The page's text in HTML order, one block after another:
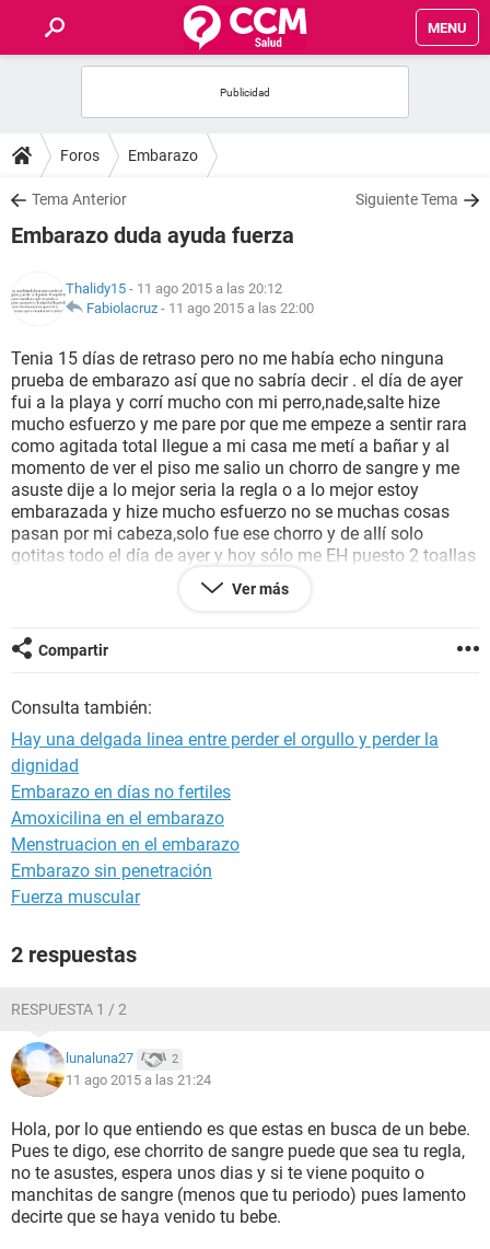
MENU
FOROS
SALUD
NUTRICIÓN
BIENESTAR
SEXUALIDAD
GLOSARIO
Foros Embarazo
Tema Anterior Siguiente Tema
Embarazo duda ayuda fuerza
Thalidy15 - 11 ago 2015 a las 20:12
Fabiolacruz - 11 ago 2015 a las 22:00
Tenia 15 días de retraso pero no me había echo ninguna
prueba de embarazo así que no sabría decir . el día de ayer
fui a la playa y corrí mucho con mi perro,nade,salte hize
mucho esfuerzo y me pare por que me empeze a sentir rara
como agitada total llegue a mi casa me metí a bañar y al
momento de ver el piso me salio un chorro de sangre y me
asuste dije a lo mejor seria la regla o a lo mejor estoy
embarazada y hize mucho esfuerzo no se muchas cosas
pasan por mi cabeza,solo fue ese chorro y de allí solo
gotitas todo el día de ayer y hoy sólo me EH puesto 2 toallas
femeninas no mancho toda la toalla y sale la sangre
solamente al ir a orinar así como pequeños chorritos y luego
decir si es mi regla o que hago alguien que le haya pasado
lo mismo? no quiero hacerme una prueba no quiero
roja ....o en ratitos roja fresca ... alguien que me aconseje
algo?
Ver más
Compartir
Consulta también:
Hay una delgada linea entre perder el orgullo y perder la
dignidad
Embarazo en días no fertiles
Amoxicilina en el embarazo
Menstruacion en el embarazo
Embarazo sin penetración
Fuerza muscular
2 respuestas
RESPUESTA 1 / 2
lunaluna27 2
11 ago 2015 a las 21:24
Hola, por lo que entiendo es que estas en busca de un bebe.
Pues te digo, ese chorrito de sangre puede que sea tu regla,
no te asustes, espera unos dias y si te viene poquito o
manchitas de sangre (menos que tu periodo) pues lamento
decirte que se haya venido tu bebe.